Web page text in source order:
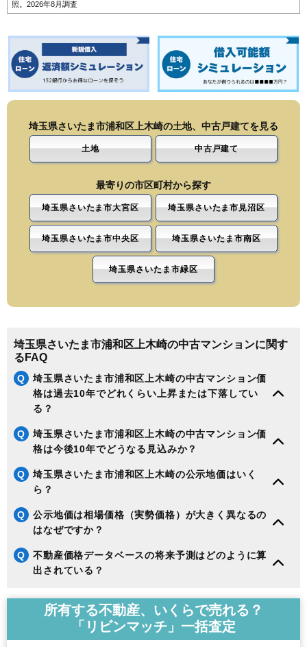
照。2026年8月調査
埼玉県さいたま市浦和区上木崎の土地、中古戸建てを見る
土地 中古戸建て
最寄りの市区町村から探す
埼玉県さいたま市大宮区 埼玉県さいたま市見沼区
埼玉県さいたま市中央区 埼玉県さいたま市南区
埼玉県さいたま市緑区
埼玉県さいたま市浦和区上木崎の中古マンションに関す
るFAQ
Q
埼玉県さいたま市浦和区上木崎の中古マンション価
格は過去10年でどれくらい上昇または下落してい
る？
Q
埼玉県さいたま市浦和区上木崎の中古マンション価
格は今後10年でどうなる見込みか？
Q
埼玉県さいたま市浦和区上木崎の公示地価はいく
ら？
Q
公示地価は相場価格（実勢価格）が大きく異なるの
はなぜですか？
Q
不動産価格データベースの将来予測はどのように算
出されている？
所有する不動産、いくらで売れる？
「リビンマッチ」一括査定